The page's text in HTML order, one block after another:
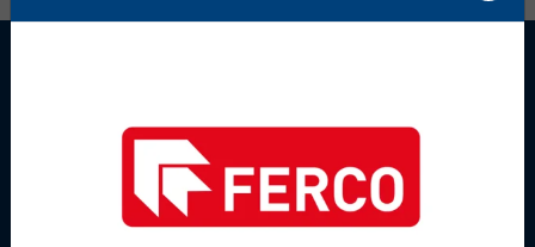
Nous sommes à votre disposition !
Notre équipe de service après-vente se tient à votre